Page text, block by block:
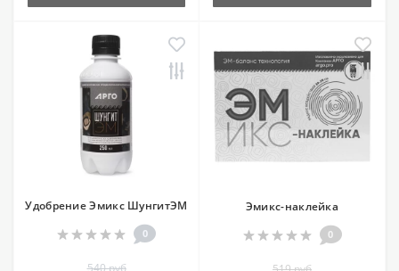
Удобрение Эмикс ШунгитЭМ
0
540 руб
Эмикс-наклейка
0